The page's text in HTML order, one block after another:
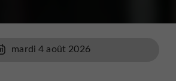
mardi 4 août 2026